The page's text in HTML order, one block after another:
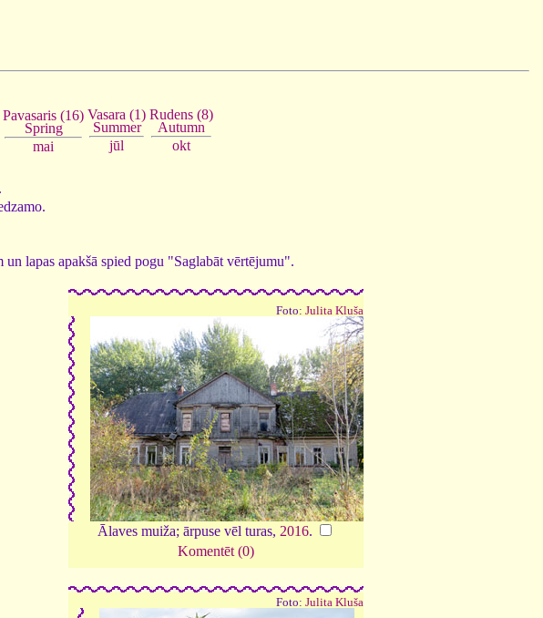
Pavasaris (16)
Spring
mai
Vasara (1)
Summer
jūl
Rudens (8)
Autumn
okt
lapas apakšā spied pogu "Saglabāt vērtējumu".
Foto: Julita Kluša
Ālaves muiža; ārpuse vēl turas, 2016.
Komentēt (0)
Foto: Julita Kluša